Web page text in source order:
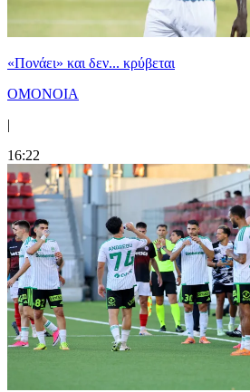
«Πονάει» και δεν... κρύβεται
ΟΜΟΝΟΙΑ
|
16:22